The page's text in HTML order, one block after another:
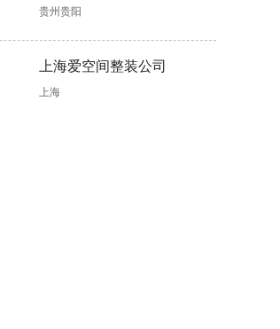
贵州贵阳
上海爱空间整装公司
上海